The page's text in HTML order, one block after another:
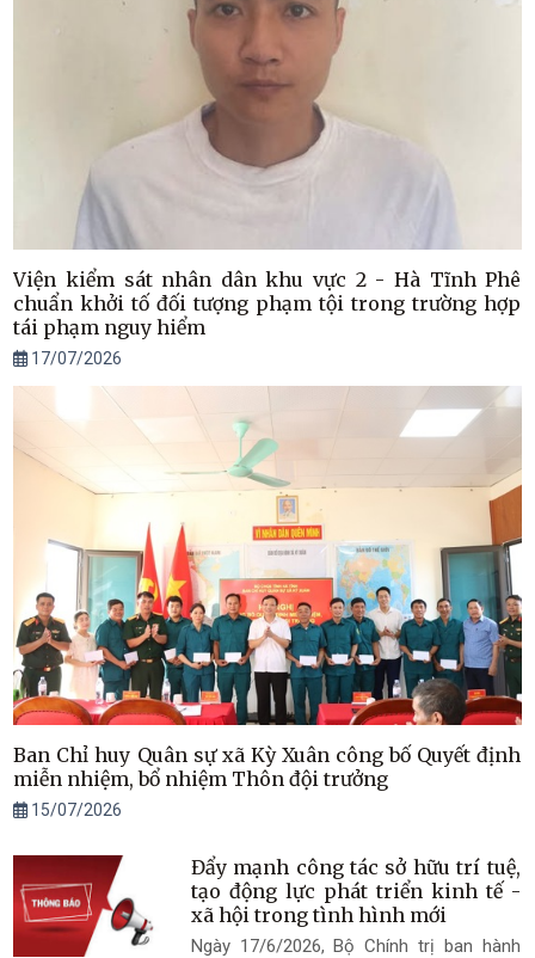
Viện kiểm sát nhân dân khu vực 2 - Hà Tĩnh Phê
chuẩn khởi tố đối tượng phạm tội trong trường hợp
tái phạm nguy hiểm
17/07/2026
Ban Chỉ huy Quân sự xã Kỳ Xuân công bố Quyết định
miễn nhiệm, bổ nhiệm Thôn đội trưởng
15/07/2026
Đẩy mạnh công tác sở hữu trí tuệ,
tạo động lực phát triển kinh tế -
xã hội trong tình hình mới
Ngày 17/6/2026, Bộ Chính trị ban hành